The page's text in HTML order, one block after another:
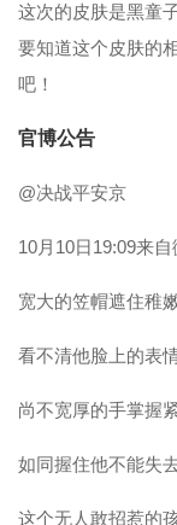
这次的皮肤是黑童
要知道这个皮肤的
吧！
官博公告
@决战平安京
10月10日19:09来自
宽大的笠帽遮住稚
看不清他脸上的表
尚不宽厚的手掌握
如同握住他不能失
这个无人敢招惹的